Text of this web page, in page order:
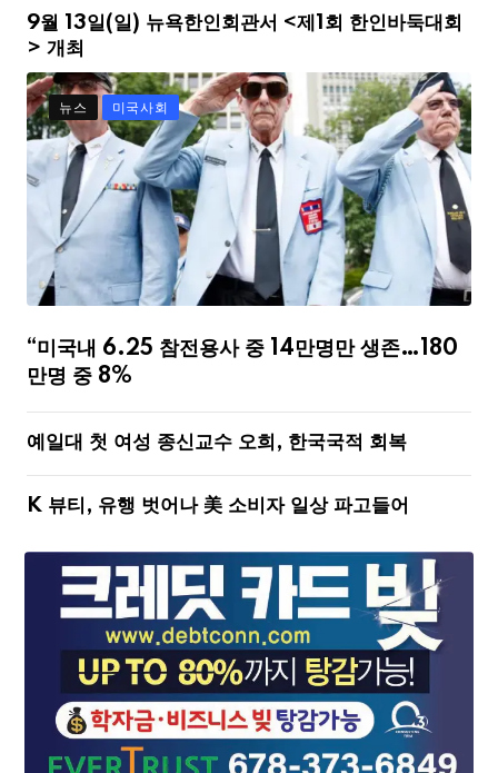
9월 13일(일) 뉴욕한인회관서 <제1회 한인바둑대회
> 개최
뉴스 미국사회
“미국내 6.25 참전용사 중 14만명만 생존…180
만명 중 8%
예일대 첫 여성 종신교수 오희, 한국국적 회복
K 뷰티, 유행 벗어나 美 소비자 일상 파고들어